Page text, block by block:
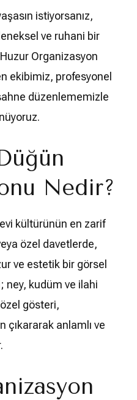
istiyorsanız,
ve ruhani bir
Organizasyon
ekibimiz, profesyonel
düzenlememizle
Nedir?
kültürünün en zarif
özel davetlerde,
ve estetik bir görsel
ney, kudüm ve ilahi
gösteri,
çıkararak anlamlı ve